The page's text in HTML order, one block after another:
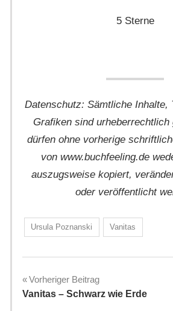
5 Sterne
Datenschutz: Sämtliche Inhalte,
Grafiken sind
dürfen ohne vorherige
von www.buchfeeling.de
auszugsweise kopiert,
oder veröffentlicht
Ursula Poznanski Vanitas
Beitragsnavigation
Vorheriger Beitrag
Vanitas – Schwarz wie Erde